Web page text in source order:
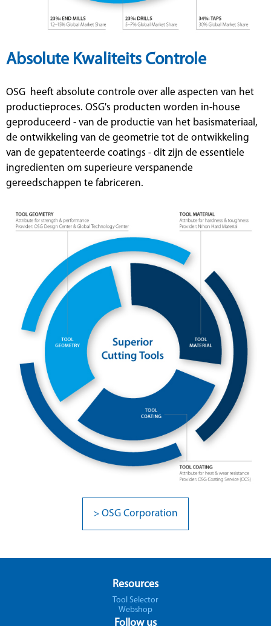
Absolute Kwaliteits Controle
OSG heeft absolute controle over alle aspecten van het
productieproces. OSG's producten worden in-house
geproduceerd - van de productie van het basismateriaal,
de ontwikkeling van de geometrie tot de ontwikkeling
van de gepatenteerde coatings - dit zijn de essentiele
ingredienten om superieure verspanende
gereedschappen te fabriceren.
> OSG Corporation
Resources
Tool Selector
Webshop
Follow us